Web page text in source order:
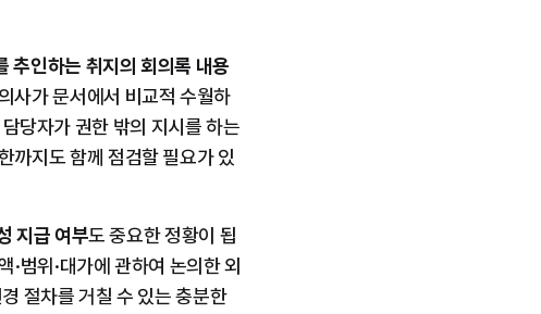
추인하는 취지의 회의록 내용
사가 문서에서 비교적 수월하
당자가 권한 밖의 지시를 하는
까지도 함께 점검할 필요가 있
지급 여부도 중요한 정황이 됩
범위·대가에 관하여 논의한 외
절차를 거칠 수 있는 충분한